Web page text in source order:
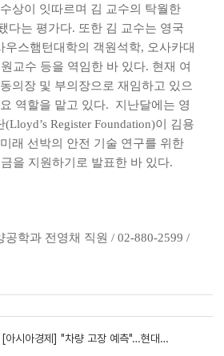
상이 잇따르며 김 교수의 탁월한
다는 평가다. 또한 김 교수는 영국
우스햄턴대학의 객원석학, 오사카대
교수 등을 역임한 바 있다. 현재 여
의장 및 부의장으로 재임하고 있으
역할을 맡고 있다. 지난달에는 영
Register Foundation)이 김용
래 선박의 안전 기술 연구를 위한
을 지원하기로 발표한 바 있다.
공학과 전영채 직원 / 02-880-2599 /
[아시아경제] "차량 고장 예측"…현대차그룹, 서울대 등과 공동연구실 설립